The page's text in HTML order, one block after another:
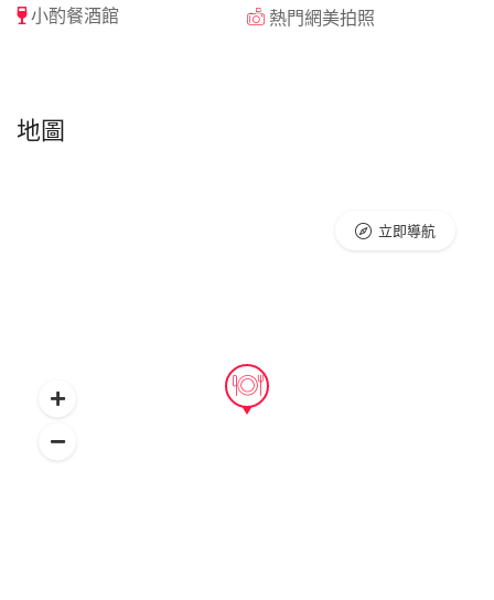
小酌餐酒館 熱門網美拍照
地圖
立即導航